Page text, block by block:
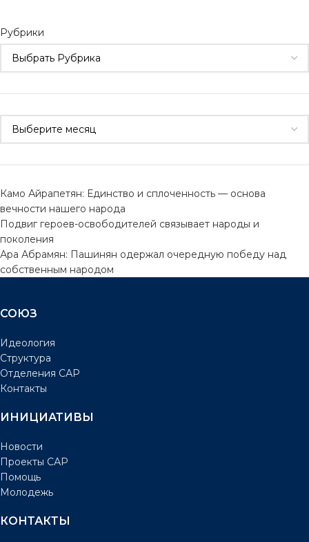
Рубрики
Камо Айрапетян: Единство и сплоченность — основа
вечности нашего народа
Подвиг героев-освободителей связывает народы и
поколения
Ара Абрамян: Пашинян одержал очередную победу над
собственным народом
СОЮЗ
Идеология
Структура
Отделения САР
Контакты
ИНИЦИАТИВЫ
Новости
Проекты САР
Помощь
Молодежь
КОНТАКТЫ